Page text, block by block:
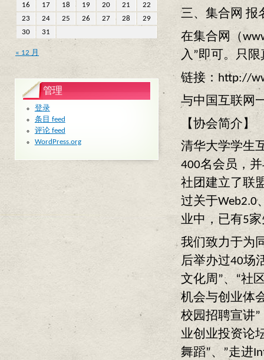
三、集合网 报
在集合网（
入”即可。只
链接：http://
与中国互联网
【协会简介】
清华大学学生
400名会员，
社团建立了联
过关于Web2.0
业中，已有5
我们致力于为
后举办过40场
文化周”、“社
机会与创业体
校园招聘宣讲”
业创业投资论
舞蹈”、”走进
16
17 18 19 20 21
22
23
24 25 26 27 28
29
30
31
« 12 月
管理
登录
条目 feed
评论 feed
WordPress.org